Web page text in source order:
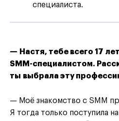
специалиста.
— Настя, тебе всего 17
SMM-специалистом.
ты выбрала эту
— Моё знакомство с SMM
Я тогда только поступила